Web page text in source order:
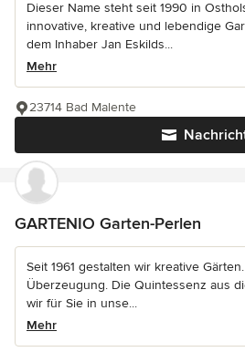
Dieser Name steht seit 1990 in
innovative, kreative und lebendige
dem Inhaber Jan Eskilds...
Mehr
23714 Bad Malente
GARTENIO Garten-Perlen
Seit 1961 gestalten wir kreative
Überzeugung. Die Quintessenz aus
wir für Sie in unse...
Mehr